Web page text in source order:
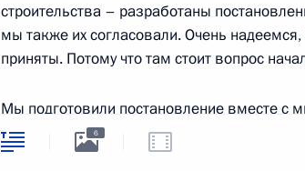
English
Президента России
строительства – разработаны
мы также их согласовали. Очень
приняты. Потому что там стоит вопрос
Мы подготовили постановление вместе с
потому что, мне кажется, это
приняты следующие решения, иначе люди
6